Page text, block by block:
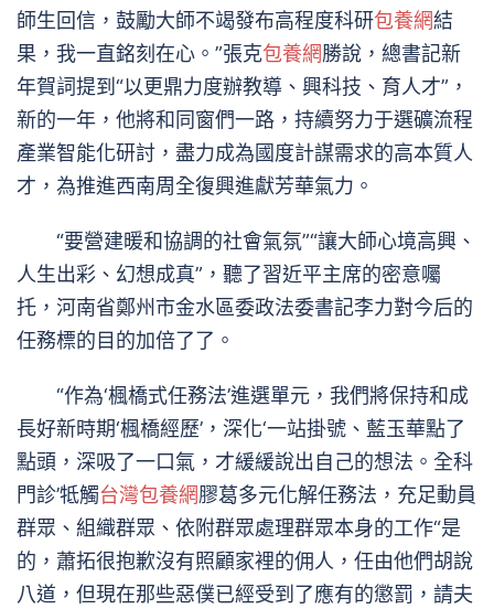
師生回信，鼓勵大師不竭發布高程度科研包養網結
果，我一直銘刻在心。”張克包養網勝說，總書記新
年賀詞提到“以更鼎力度辦教導、興科技、育人才”，
新的一年，他將和同窗們一路，持續努力于選礦流程
產業智能化研討，盡力成為國度計謀需求的高本質人
才，為推進西南周全復興進獻芳華氣力。
“要營建暖和協調的社會氣氛”“讓大師心境高興、
人生出彩、幻想成真”，聽了習近平主席的密意囑
托，河南省鄭州市金水區委政法委書記李力對今后的
任務標的目的加倍了了。
“作為‘楓橋式任務法’進選單元，我們將保持和成
長好新時期‘楓橋經歷’，深化‘一站掛號、藍玉華點了
點頭，深吸了一口氣，才緩緩說出自己的想法。全科
門診’牴觸台灣包養網膠葛多元化解任務法，充足動員
群眾、組織群眾、依附群眾處理群眾本身的工作“是
的，蕭拓很抱歉沒有照顧家裡的佣人，任由他們胡說
八道，但現在那些惡僕已經受到了應有的懲罰，請夫